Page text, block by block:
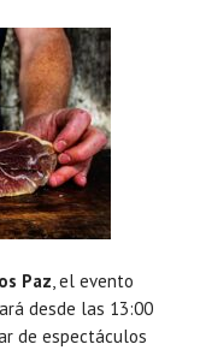
Paz, el evento
desde las 13:00
de espectáculos